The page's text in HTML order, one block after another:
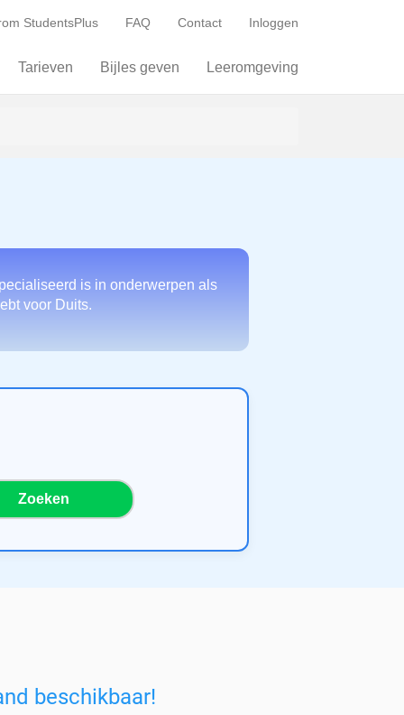
StudentsPlus FAQ Contact Inloggen
Tarieven Bijles geven Leeromgeving
is in onderwerpen als
voor Duits.
Zoeken
beschikbaar!